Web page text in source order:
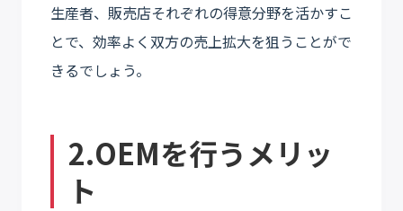
生産者、販売店それぞれの得意分野を活かすこ
とで、効率よく双方の売上拡大を狙うことがで
きるでしょう。
2.OEMを行うメリッ
ト